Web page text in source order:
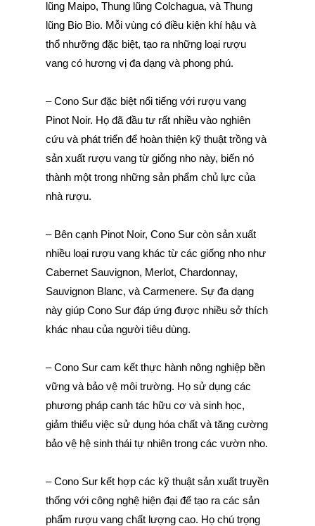
lũng Maipo, Thung lũng Colchagua, và Thung
lũng Bio Bio. Mỗi vùng có điều kiện khí hậu và
thổ nhưỡng đặc biệt, tạo ra những loại rượu
vang có hương vị đa dạng và phong phú.
– Cono Sur đặc biệt nổi tiếng với rượu vang
Pinot Noir. Họ đã đầu tư rất nhiều vào nghiên
cứu và phát triển để hoàn thiện kỹ thuật trồng và
sản xuất rượu vang từ giống nho này, biến nó
thành một trong những sản phẩm chủ lực của
nhà rượu.
– Bên cạnh Pinot Noir, Cono Sur còn sản xuất
nhiều loại rượu vang khác từ các giống nho như
Cabernet Sauvignon, Merlot, Chardonnay,
Sauvignon Blanc, và Carmenere. Sự đa dạng
này giúp Cono Sur đáp ứng được nhiều sở thích
khác nhau của người tiêu dùng.
– Cono Sur cam kết thực hành nông nghiệp bền
vững và bảo vệ môi trường. Họ sử dụng các
phương pháp canh tác hữu cơ và sinh học,
giảm thiểu việc sử dụng hóa chất và tăng cường
bảo vệ hệ sinh thái tự nhiên trong các vườn nho.
– Cono Sur kết hợp các kỹ thuật sản xuất truyền
thống với công nghệ hiện đại để tạo ra các sản
phẩm rượu vang chất lượng cao. Họ chú trọng